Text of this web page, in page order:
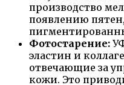
производство
появлению
Фотостарение:
эластин и
отвечающие за
кожи. Это